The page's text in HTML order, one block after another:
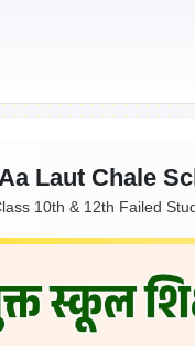
Laut Chale
10th & 12th Failed